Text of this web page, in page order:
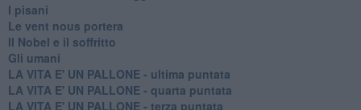
I pisani
Le vent nous portera
Il Nobel e il soffritto
Gli umani
LA VITA E' UN PALLONE - ultima puntata
LA VITA E' UN PALLONE - quarta puntata
LA VITA E' UN PALLONE - terza puntata